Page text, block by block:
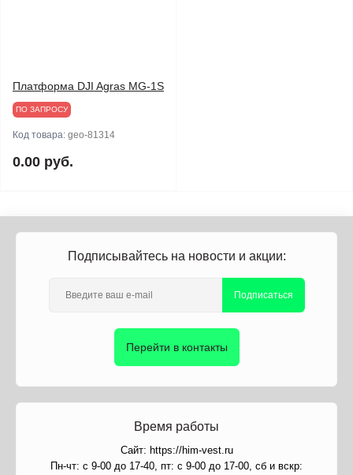
Платформа DJI Agras MG-1S
ПО ЗАПРОСУ
Код товара: geo-81314
0.00 руб.
Подписывайтесь на новости и акции:
Подписаться
Перейти в контакты
Время работы
Сайт: https://him-vest.ru
Пн-чт: с 9-00 до 17-40, пт: с 9-00 до 17-00, сб и вскр: